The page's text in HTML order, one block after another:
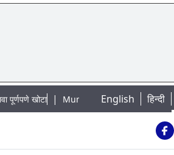
|Mumbai Lake Water Levels: मुंबई
English हिन्दी